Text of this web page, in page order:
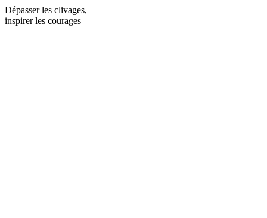
Dépasser les clivages,
inspirer les courages